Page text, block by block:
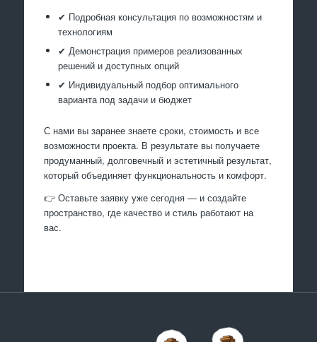
✔ Подробная консультация по возможностям и
технологиям
✔ Демонстрация примеров реализованных
решений и доступных опций
✔ Индивидуальный подбор оптимального
варианта под задачи и бюджет
С нами вы заранее знаете сроки, стоимость и все
возможности проекта. В результате вы получаете
продуманный, долговечный и эстетичный результат,
который объединяет функциональность и комфорт.
👉 Оставьте заявку уже сегодня — и создайте
пространство, где качество и стиль работают на
вас.